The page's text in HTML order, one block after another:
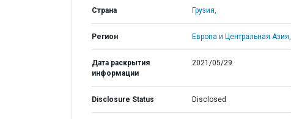
Страна Грузия,
Регион Европа и Центральная Азия,
Дата раскрытия
информации
2021/05/29
Disclosure Status Disclosed